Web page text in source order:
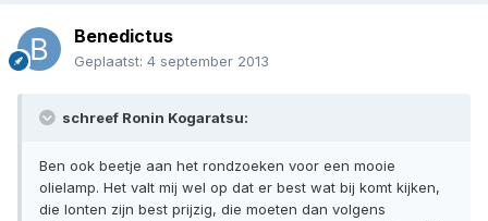
Benedictus
Geplaatst: 4 september 2013
schreef Ronin Kogaratsu:
Ben ook beetje aan het rondzoeken voor een mooie
olielamp. Het valt mij wel op dat er best wat bij komt kijken,
die lonten zijn best prijzig, die moeten dan volgens